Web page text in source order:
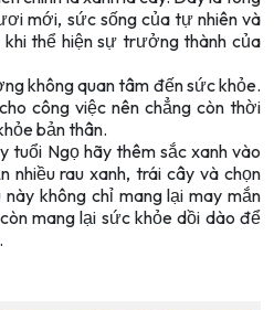
mới, sức sống của tự nhiên và
khi thể hiện sự trưởng thành của
không quan tâm đến sức khỏe.
công việc nên chẳng còn thời
bản thân.
tuổi Ngọ hãy thêm sắc xanh vào
nhiều rau xanh, trái cây và chọn
không chỉ mang lại may mắn
mang lại sức khỏe dồi dào để